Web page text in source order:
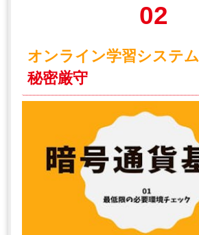
02
オンライン学習システム
秘密厳守